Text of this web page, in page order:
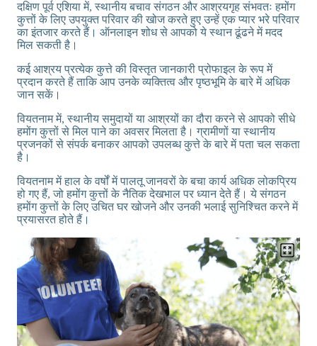
दक्षिण पूर्व एशिया में, स्थानीय बचाव संगठन और आश्रयगृह संभवतः हमोंग
कुत्तों के लिए उपयुक्त परिवार की खोज करते हुए उन्हें एक प्यार भरे परिवार
का इंतजार करते हैं। ऑनलाइन शोध से आपको ये स्थान ढूंढने में मदद
मिल सकती है।
कई आश्रय प्रत्येक कुत्ते की विस्तृत जानकारी प्रोफाइल के रूप में
प्रदान करते हैं ताकि आप उनके व्यक्तित्व और पृष्ठभूमि के बारे में अधिक
जान सकें।
वियतनाम में, स्थानीय समुदायों या आश्रयों का दौरा करने से आपको सीधे
हमोंग कुत्तों से मिल पाने का अवसर मिलता है। ग्रामीणों या स्थानीय
प्रजनकों से संपर्क बनाकर आपको उपलब्ध कुत्ते के बारे में पता चल सकता
है।
वियतनाम में हाल के वर्षों में पालतू जानवरों के बचा कार्य अधिक लोकप्रिय
हो गए हैं, जो हमोंग कुत्तों के नैतिक देखभाल पर ध्यान देते हैं। ये संगठन
हमोंग कुत्तों के लिए उचित घर खोजने और उनकी भलाई सुनिश्चित करने में
प्रयासरत होते हैं।